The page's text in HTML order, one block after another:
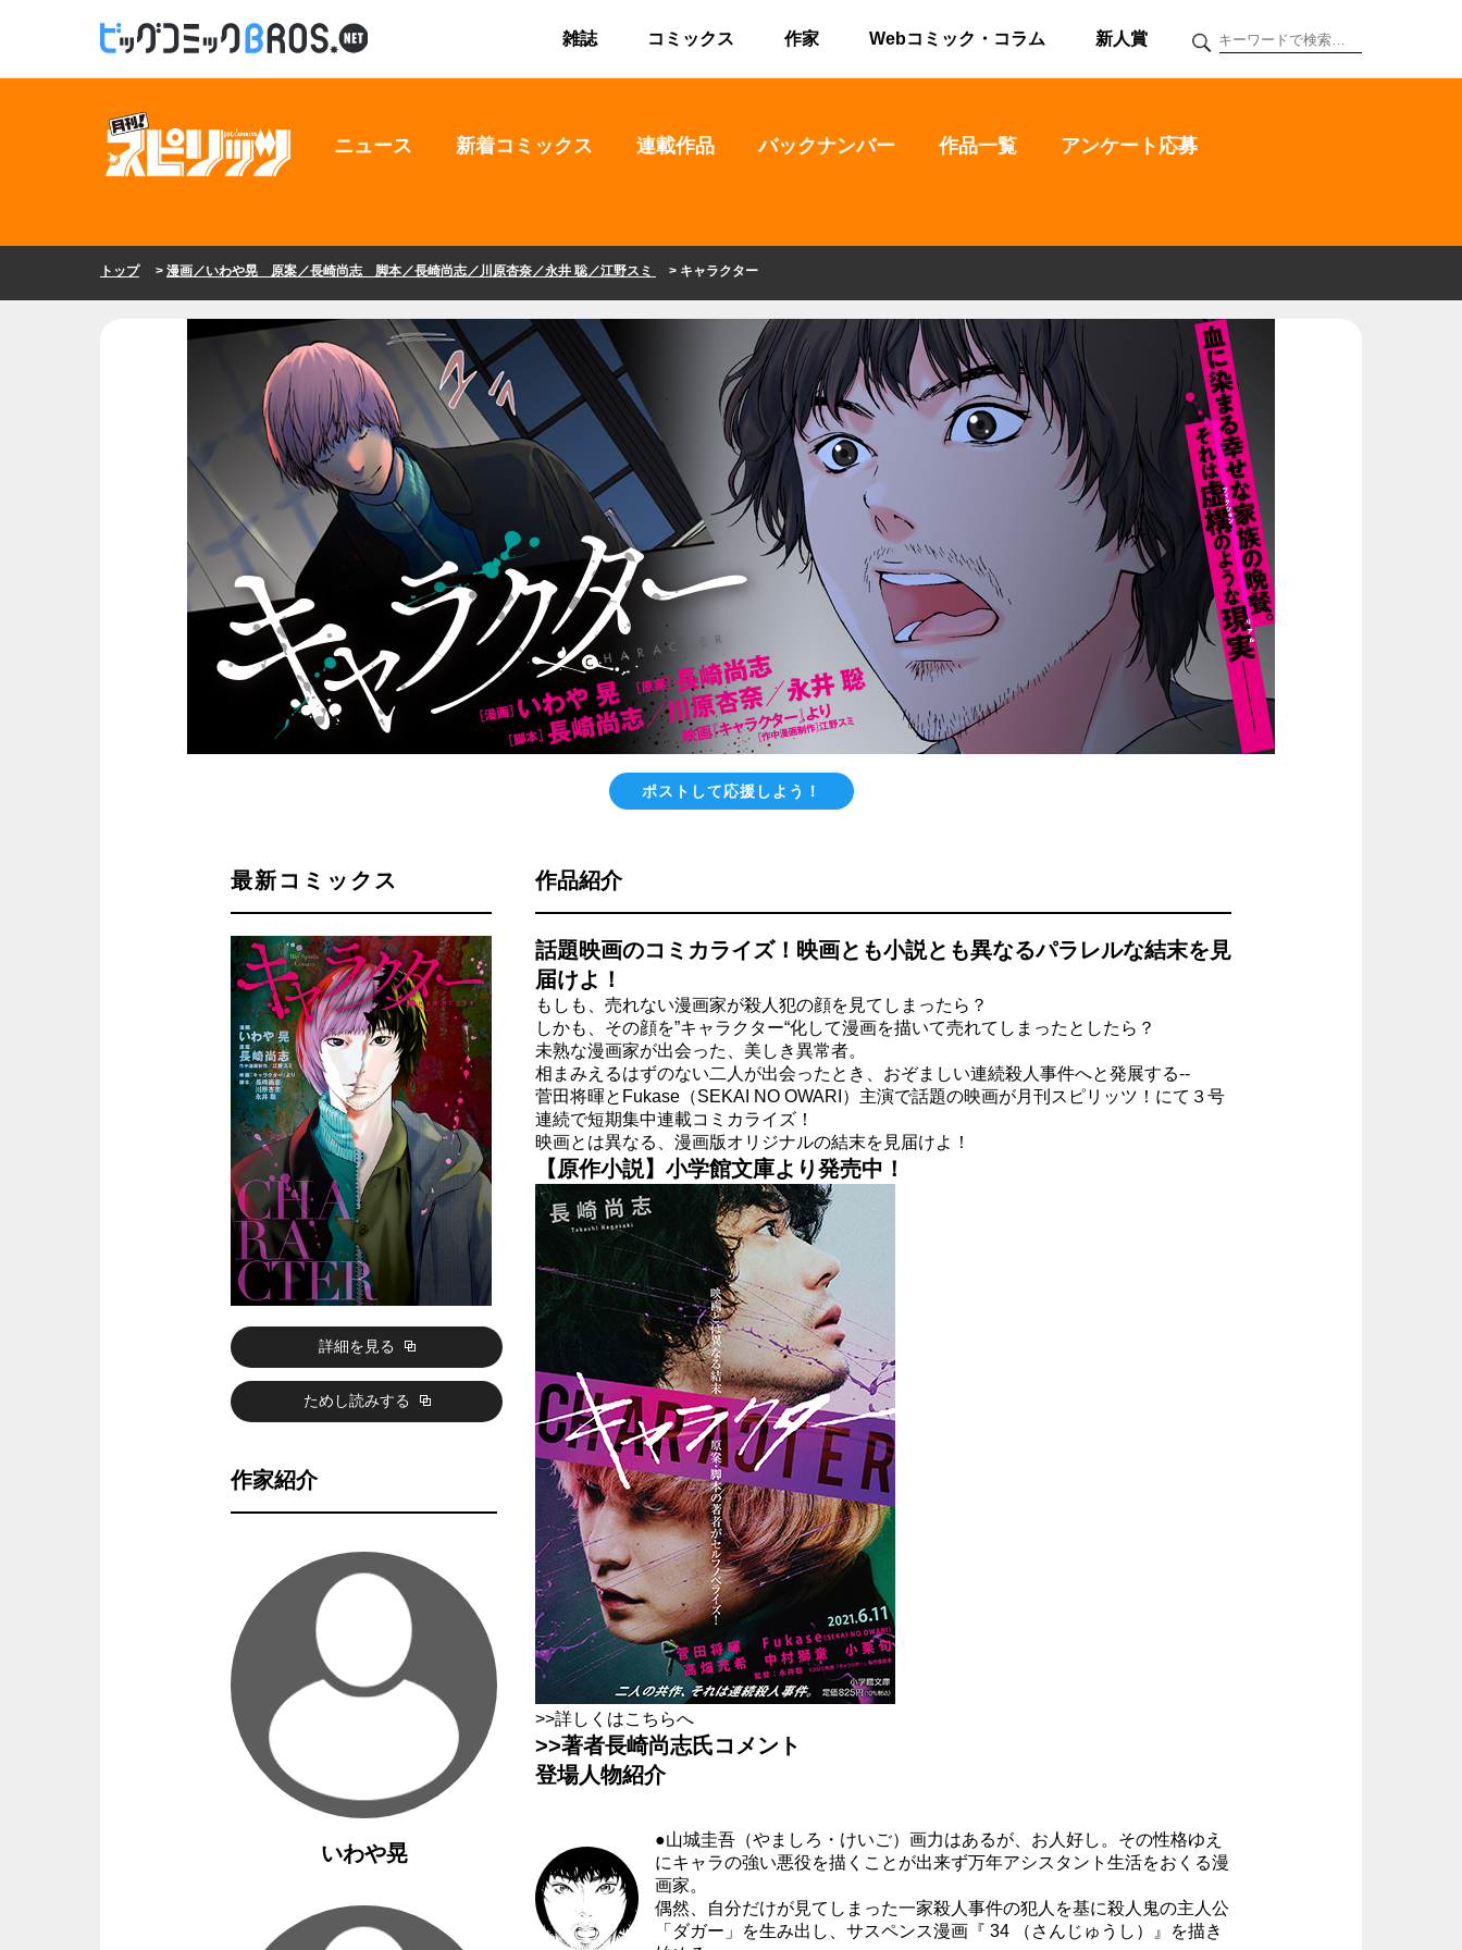
雑誌 コミックス 作家 Webコミック・コラム 新人賞
ニュース 新着コミックス 連載作品 バックナンバー 作品一覧 アンケート応募
トップ> 漫画／いわや晃 原案／長崎尚志 脚本／長崎尚志／川原杏奈／永井 聡／江野スミ > キャラクター
ポストして応援しよう！
最新コミックス
詳細を見る
ためし読みする
作家紹介
いわや晃
作品紹介
話題映画のコミカライズ！映画とも小説とも異なるパラレルな結末を見
届けよ！
もしも、売れない漫画家が殺人犯の顔を見てしまったら？
しかも、その顔を”キャラクター“化して漫画を描いて売れてしまったとしたら？
未熟な漫画家が出会った、美しき異常者。
相まみえるはずのない二人が出会ったとき、おぞましい連続殺人事件へと発展する--
菅田将暉とFukase（SEKAI NO OWARI）主演で話題の映画が月刊スピリッツ！にて３号
連続で短期集中連載コミカライズ！
映画とは異なる、漫画版オリジナルの結末を見届けよ！
【原作小説】小学館文庫より発売中！
>>詳しくはこちらへ
>>著者長崎尚志氏コメント
登場人物紹介
●山城圭吾（やましろ・けいご） 画力はあるが、お人好し。その性格ゆえ
にキャラの強い悪役を描くことが出来ず万年アシスタント生活をおくる漫
画家。
偶然、自分だけが見てしまった一家殺人事件の犯人を基に殺人鬼の主人公
「ダガー」を生み出し、サスペンス漫画『 34 （さんじゅうし）』を描き